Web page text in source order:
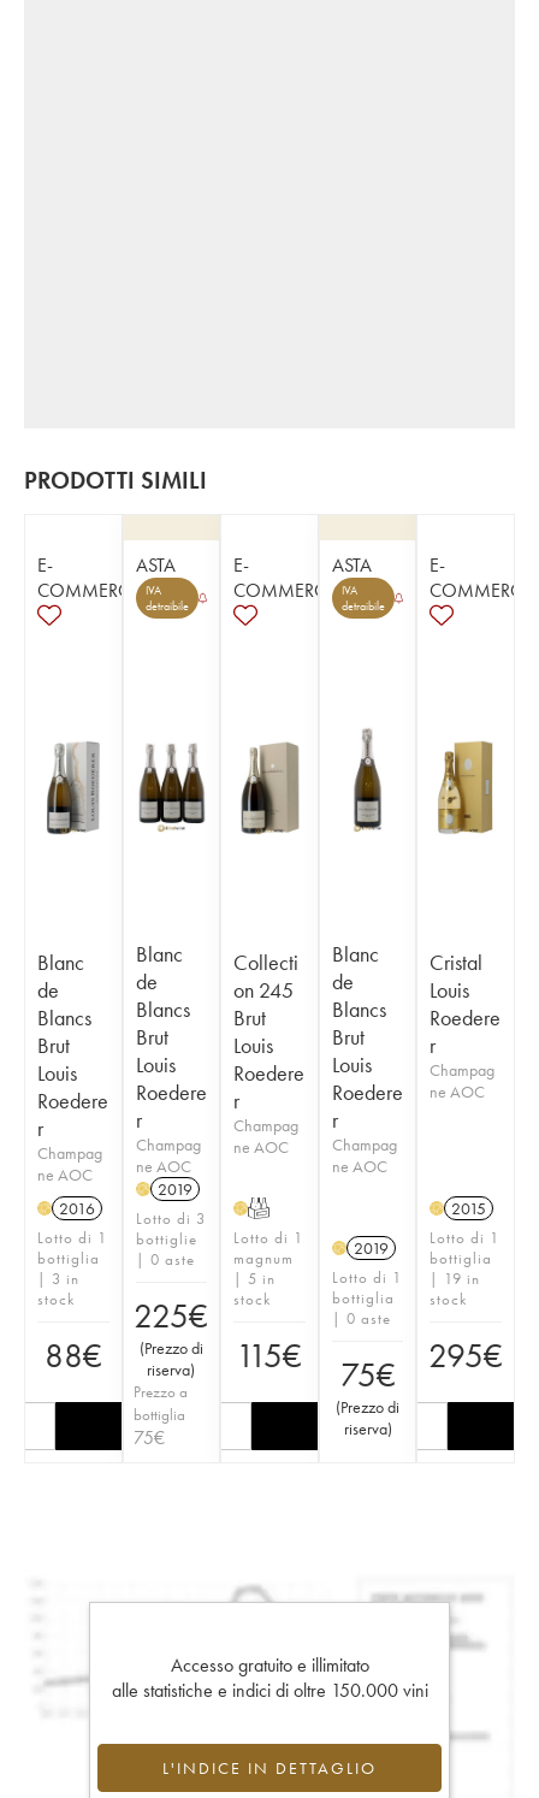
PRODOTTI SIMILI
E-
COMMERCE
Blanc
de
Blancs
Brut
Louis
Roedere
r
Champag
ne AOC
H 2016
Lotto di 1
bottiglia
| 3 in
stock
88€
ASTA
IVA
detraibile
Blanc
de
Blancs
Brut
Louis
Roedere
r
Champag
ne AOC
H 2019
Lotto di 3
bottiglie
| 0 aste
225€
(Prezzo di
riserva)
Prezzo a
bottiglia
75€
E-
COMMERCE
Collecti
on 245
Brut
Louis
Roedere
r
Champag
ne AOC
HT
Lotto di 1
magnum
| 5 in
stock
115€
ASTA
IVA
detraibile
Blanc
de
Blancs
Brut
Louis
Roedere
r
Champag
ne AOC
H 2019
Lotto di 1
bottiglia
| 0 aste
75€
(Prezzo di
riserva)
E-
COMMERCE
Cristal
Louis
Roedere
r
Champag
ne AOC
H 2015
Lotto di 1
bottiglia
| 19 in
stock
295€
Accesso gratuito e illimitato
alle statistiche e indici di oltre 150.000 vini
L'INDICE IN DETTAGLIO